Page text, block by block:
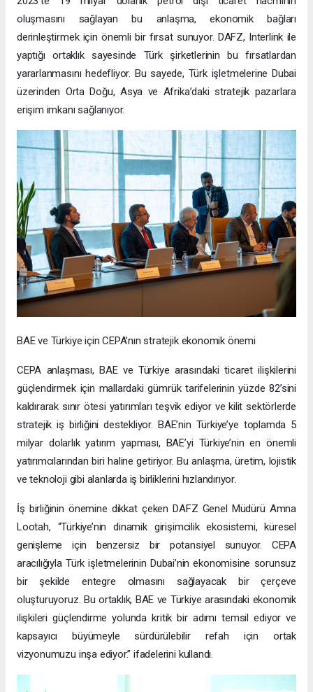
oluşmasını sağlayan bu anlaşma, ekonomik bağları
derinleştirmek için önemli bir fırsat sunuyor. DAFZ, Interlink ile
yaptığı ortaklık sayesinde Türk şirketlerinin bu fırsatlardan
yararlanmasını hedefliyor. Bu sayede, Türk işletmelerine Dubai
üzerinden Orta Doğu, Asya ve Afrika’daki stratejik pazarlara
erişim imkanı sağlanıyor.
BAE ve Türkiye için CEPA’nın stratejik ekonomik önemi
CEPA anlaşması, BAE ve Türkiye arasındaki ticaret ilişkilerini
güçlendirmek için mallardaki gümrük tarifelerinin yüzde 82’sini
kaldırarak sınır ötesi yatırımları teşvik ediyor ve kilit sektörlerde
stratejik iş birliğini destekliyor. BAE’nin Türkiye’ye toplamda 5
milyar dolarlık yatırım yapması, BAE’yi Türkiye’nin en önemli
yatırımcılarından biri haline getiriyor. Bu anlaşma, üretim, lojistik
ve teknoloji gibi alanlarda iş birliklerini hızlandırıyor.
İş birliğinin önemine dikkat çeken DAFZ Genel Müdürü Amna
Lootah, “Türkiye’nin dinamik girişimcilik ekosistemi, küresel
genişleme için benzersiz bir potansiyel sunuyor. CEPA
aracılığıyla Türk işletmelerinin Dubai’nin ekonomisine sorunsuz
bir şekilde entegre olmasını sağlayacak bir çerçeve
oluşturuyoruz. Bu ortaklık, BAE ve Türkiye arasındaki ekonomik
ilişkileri güçlendirme yolunda kritik bir adımı temsil ediyor ve
kapsayıcı büyümeyle sürdürülebilir refah için ortak
vizyonumuzu inşa ediyor.” ifadelerini kullandı.